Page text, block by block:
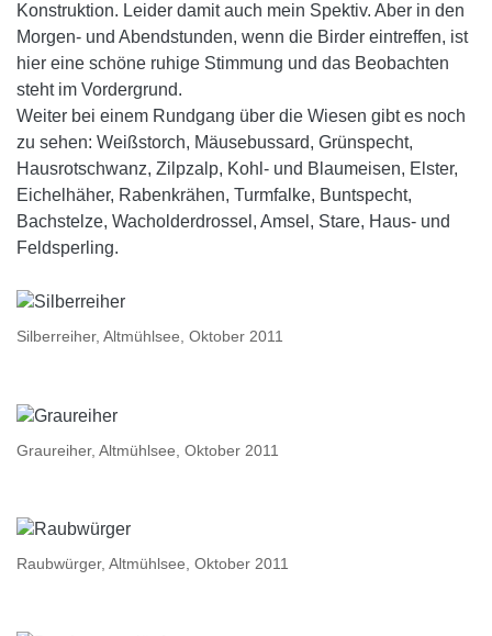
Konstruktion. Leider damit auch mein Spektiv. Aber in den
Morgen- und Abendstunden, wenn die Birder eintreffen, ist
hier eine schöne ruhige Stimmung und das Beobachten
steht im Vordergrund.
Weiter bei einem Rundgang über die Wiesen gibt es noch
zu sehen: Weißstorch, Mäusebussard, Grünspecht,
Hausrotschwanz, Zilpzalp, Kohl- und Blaumeisen, Elster,
Eichelhäher, Rabenkrähen, Turmfalke, Buntspecht,
Bachstelze, Wacholderdrossel, Amsel, Stare, Haus- und
Feldsperling.
Silberreiher, Altmühlsee, Oktober 2011
Graureiher, Altmühlsee, Oktober 2011
Raubwürger, Altmühlsee, Oktober 2011